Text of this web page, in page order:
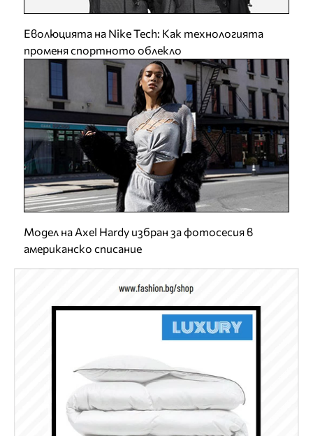
Еволюцията на Nike Tech: Как технологията
променя спортното облекло
Модел на Axel Hardy избран за фотосесия в
американско списание